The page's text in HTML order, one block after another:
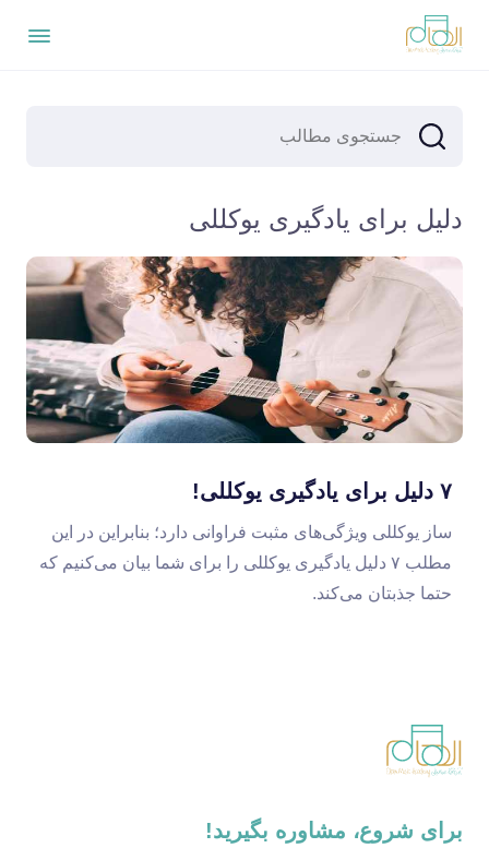
دلیل برای یادگیری یوکللی
۷ دلیل برای یادگیری یوکللی!
ساز یوکللی ویژگی‌های مثبت فراوانی دارد؛ بنابراین در این
مطلب ۷ دلیل یادگیری یوکللی را برای شما بیان می‌کنیم که
حتما جذبتان می‌کند.
برای شروع، مشاوره بگیرید!